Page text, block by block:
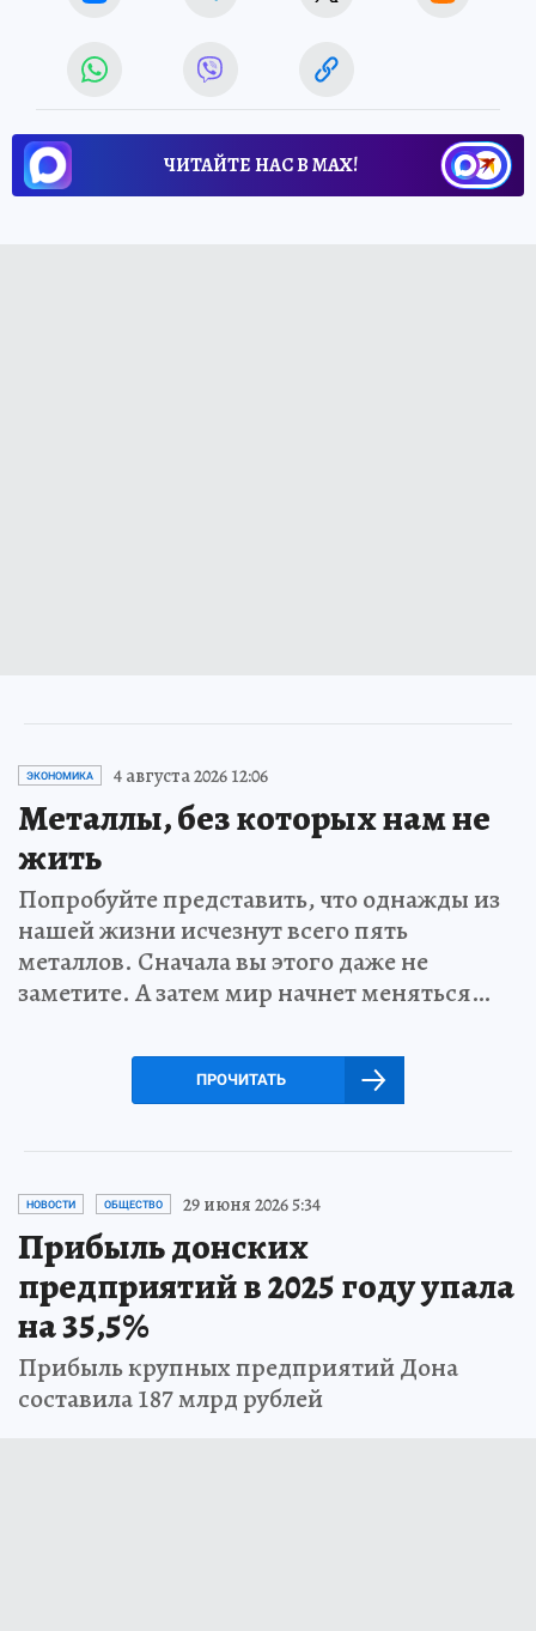
ЧИТАЙТЕ НАС В МАХ!
ЭКОНОМИКА 4 августа 2026 12:06
Металлы, без которых нам не
жить
Попробуйте представить, что однажды из
нашей жизни исчезнут всего пять
металлов. Сначала вы этого даже не
заметите. А затем мир начнет меняться…
ПРОЧИТАТЬ
НОВОСТИ ОБЩЕСТВО 29 июня 2026 5:34
Прибыль донских
предприятий в 2025 году упала
на 35,5%
Прибыль крупных предприятий Дона
составила 187 млрд рублей